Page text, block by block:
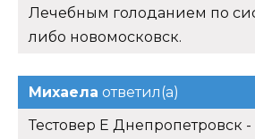
Лечебным голоданием по
либо новомосковск.
Михаела ответил(а)
Тестовер Е Днепропетровск